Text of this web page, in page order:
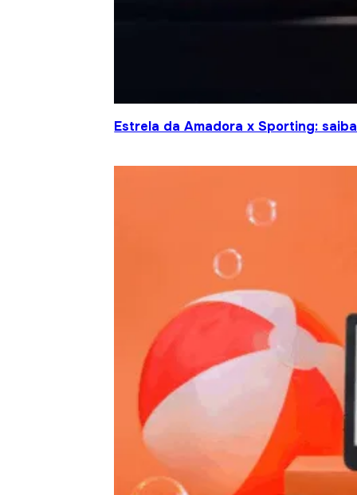
Estrela da Amadora x Sporting: